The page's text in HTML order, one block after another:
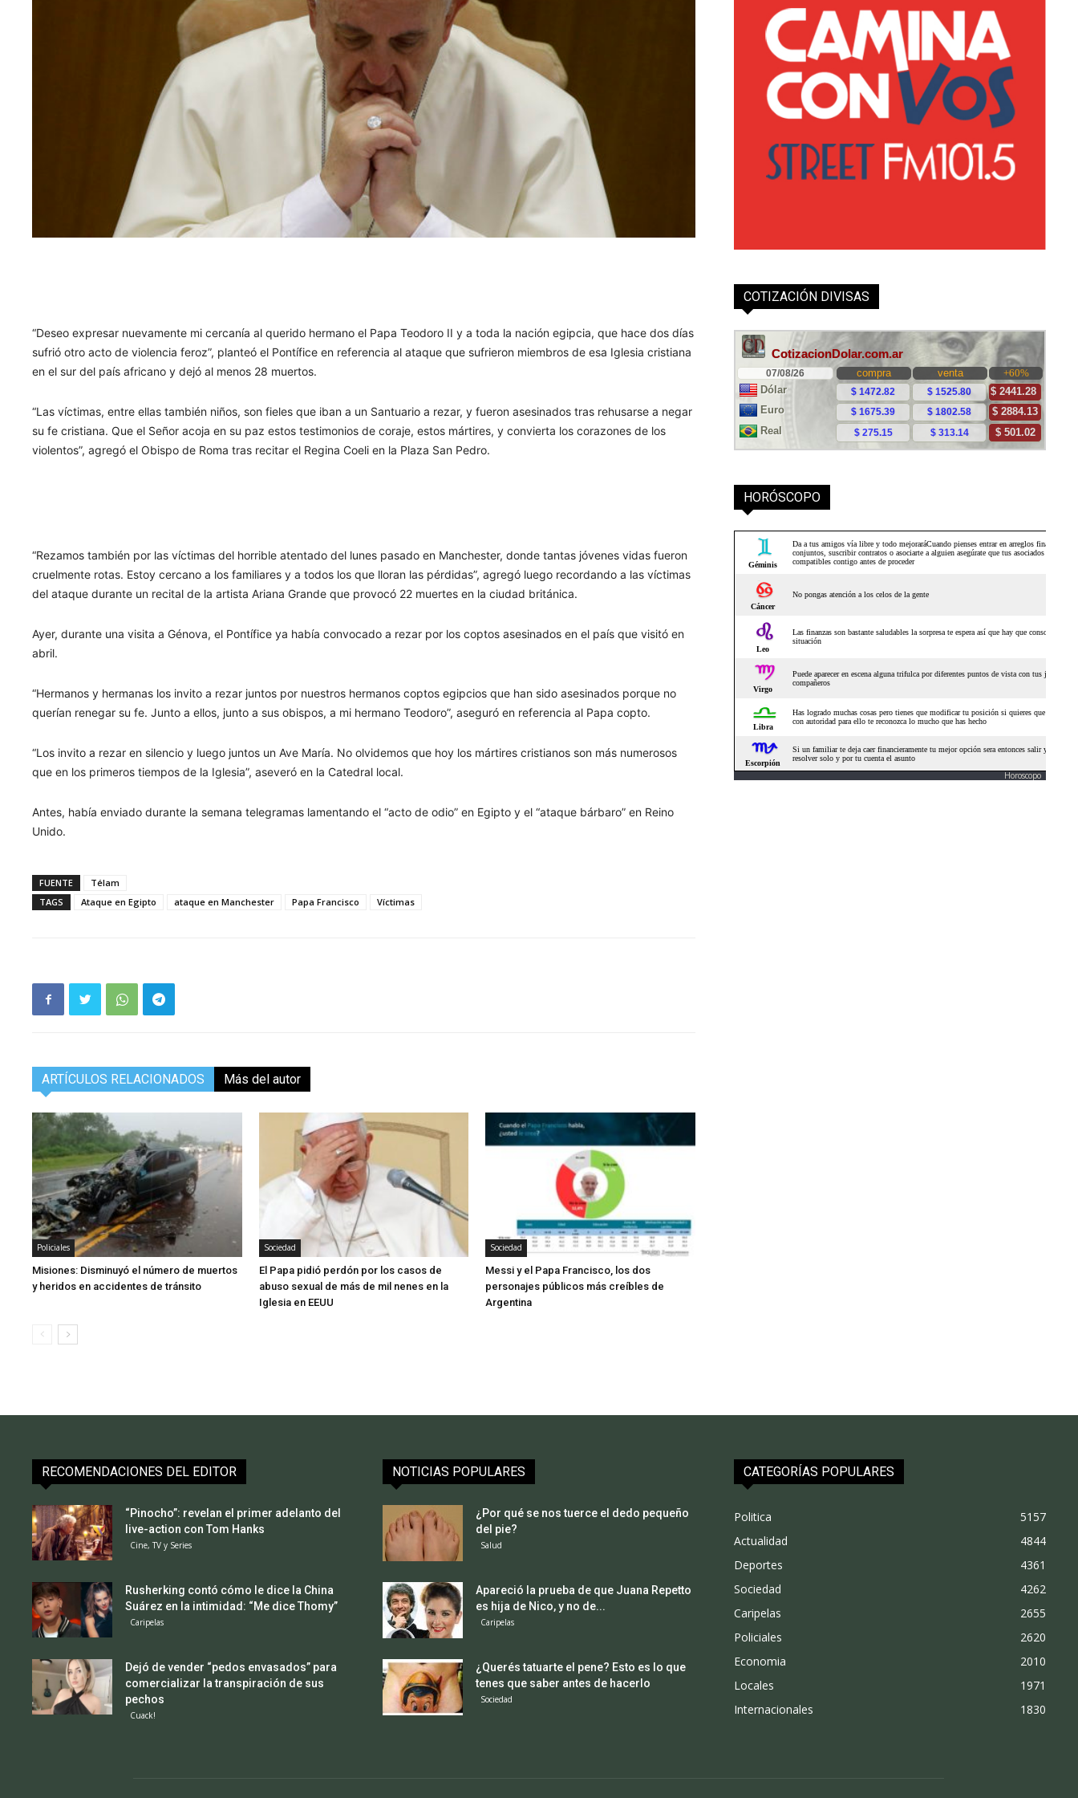
“Deseo expresar nuevamente mi cercanía al querido hermano el Papa Teodoro II y a toda la nación egipcia, que hace dos días
sufrió otro acto de violencia feroz”, planteó el Pontífice en referencia al ataque que sufrieron miembros de esa Iglesia cristiana
en el sur del país africano y dejó al menos 28 muertos.
“Las víctimas, entre ellas también niños, son fieles que iban a un Santuario a rezar, y fueron asesinados tras rehusarse a negar
su fe cristiana. Que el Señor acoja en su paz estos testimonios de coraje, estos mártires, y convierta los corazones de los
violentos”, agregó el Obispo de Roma tras recitar el Regina Coeli en la Plaza San Pedro.
“Rezamos también por las víctimas del horrible atentado del lunes pasado en Manchester, donde tantas jóvenes vidas fueron
cruelmente rotas. Estoy cercano a los familiares y a todos los que lloran las pérdidas”, agregó luego recordando a las víctimas
del ataque durante un recital de la artista Ariana Grande que provocó 22 muertes en la ciudad británica.
Ayer, durante una visita a Génova, el Pontífice ya había convocado a rezar por los coptos asesinados en el país que visitó en
abril.
“Hermanos y hermanas los invito a rezar juntos por nuestros hermanos coptos egipcios que han sido asesinados porque no
querían renegar su fe. Junto a ellos, junto a sus obispos, a mi hermano Teodoro”, aseguró en referencia al Papa copto.
“Los invito a rezar en silencio y luego juntos un Ave María. No olvidemos que hoy los mártires cristianos son más numerosos
que en los primeros tiempos de la Iglesia”, aseveró en la Catedral local.
Antes, había enviado durante la semana telegramas lamentando el “acto de odio” en Egipto y el “ataque bárbaro” en Reino
Unido.
FUENTE
Télam
TAGS
Ataque en Egipto ataque en Manchester Papa Francisco Víctimas
ARTÍCULOS RELACIONADOS Más del autor
Policiales
Misiones: Disminuyó el número de muertos
y heridos en accidentes de tránsito
Sociedad
El Papa pidió perdón por los casos de
abuso sexual de más de mil nenes en la
Iglesia en EEUU
Sociedad
Messi y el Papa Francisco, los dos
personajes públicos más creíbles de
Argentina
COTIZACIÓN DIVISAS
HORÓSCOPO
Horoscopo
RECOMENDACIONES DEL EDITOR
“Pinocho”: revelan el primer adelanto del
live-action con Tom Hanks
Cine, TV y Series
Rusherking contó cómo le dice la China
Suárez en la intimidad: “Me dice Thomy”
Caripelas
Dejó de vender “pedos envasados” para
comercializar la transpiración de sus
pechos
Cuack!
NOTICIAS POPULARES
¿Por qué se nos tuerce el dedo pequeño
del pie?
Salud
Apareció la prueba de que Juana Repetto
es hija de Nico, y no de...
Caripelas
¿Querés tatuarte el pene? Esto es lo que
tenes que saber antes de hacerlo
Sociedad
CATEGORÍAS POPULARES
Politica
5157
Actualidad
4844
Deportes
4361
Sociedad
4262
Caripelas
2655
Policiales
2620
Economia
2010
Locales
1971
Internacionales
1830